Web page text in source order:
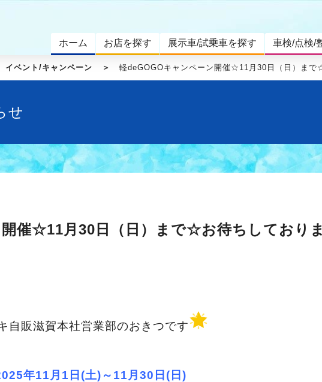
ホーム お店を探す 展示車/試乗車を探す 車検/点検/
イベント/キャンペーン 軽deGOGOキャンペーン開催☆11月30日（日）ま
せ
催☆11月30日（日）まで☆お待ちしており
自販滋賀本社営業部のおきつです
年11月1日(土)～11月30日(日)